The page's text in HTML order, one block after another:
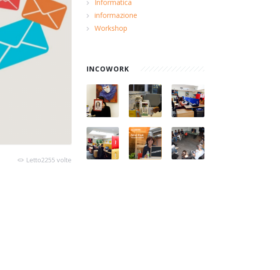
Letto2255 volte
Informatica
informazione
Workshop
INCOWORK